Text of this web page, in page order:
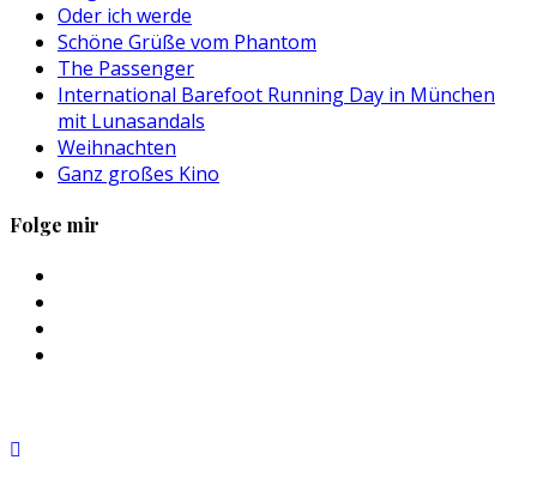
Oder ich werde
Schöne Grüße vom Phantom
The Passenger
International Barefoot Running Day in München
mit Lunasandals
Weihnachten
Ganz großes Kino
Folge mir